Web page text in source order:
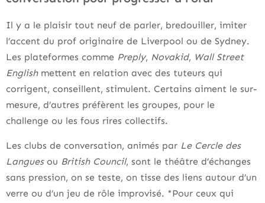
Il y a le plaisir tout neuf de parler, bredouiller, imiter
l’accent du prof originaire de Liverpool ou de Sydney.
Les plateformes comme Preply, Novakid, Wall Street
Englishmettent en relation avec des tuteurs qui
corrigent, conseillent, stimulent. Certains aiment le sur-
mesure, d’autres préfèrent les groupes, pour le
challenge ou les fous rires collectifs.
Les clubs de conversation, animés par Le Cercle des
Languesou British Council, sont le théâtre d’échanges
sans pression, on se teste, on tisse des liens autour d’un
verre ou d’un jeu de rôle improvisé. *Pour ceux qui